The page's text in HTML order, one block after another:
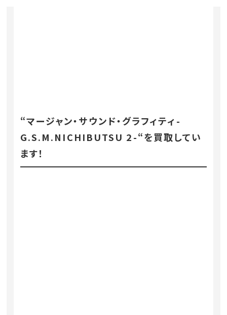
“マージャン・サウンド・グラフィティ-
G.S.M.NICHIBUTSU 2-“を買取してい
ます！